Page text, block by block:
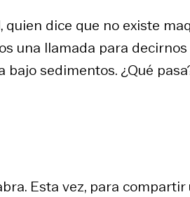
dice que no existe
una llamada para
sedimentos. ¿Qué
Esta vez, para